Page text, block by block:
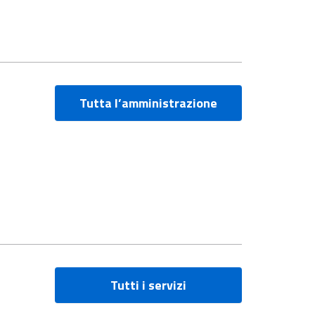
Tutta l’amministrazione
Tutti i servizi